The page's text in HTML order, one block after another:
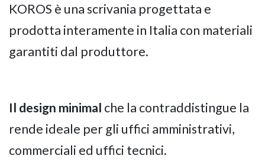
KOROS è una scrivania progettata e
prodotta interamente in Italia con materiali
garantiti dal produttore.
Il design minimal che la contraddistingue la
rende ideale per gli uffici amministrativi,
commerciali ed uffici tecnici.